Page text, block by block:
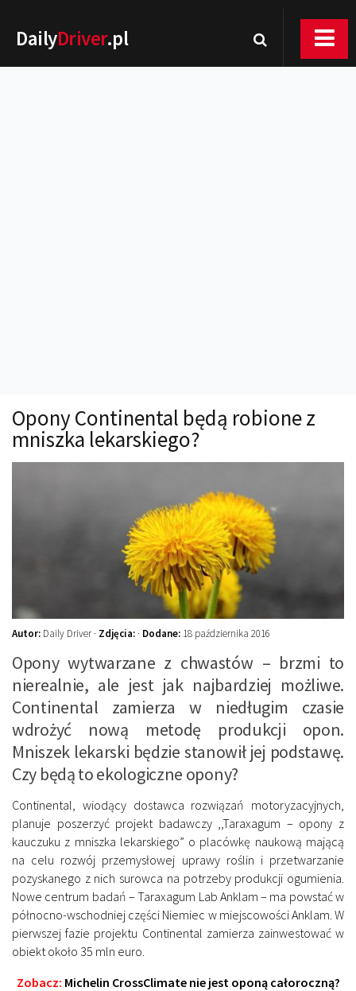
DailyDriver.pl
Technika jazdy
Oświetlenie
Opony Continental będą robione z
mniszka lekarskiego?
Autor: Daily Driver · Zdjęcia: · Dodane: 18 października 2016
Opony wytwarzane z chwastów – brzmi to
nierealnie, ale jest jak najbardziej możliwe.
Continental zamierza w niedługim czasie
wdrożyć nową metodę produkcji opon.
Mniszek lekarski będzie stanowił jej podstawę.
Czy będą to ekologiczne opony?
Continental, wiodący dostawca rozwiązań motoryzacyjnych,
planuje poszerzyć projekt badawczy ,,Taraxagum – opony z
kauczuku z mniszka lekarskiego” o placówkę naukową mającą
na celu rozwój przemysłowej uprawy roślin i przetwarzanie
pozyskanego z nich surowca na potrzeby produkcji ogumienia.
Nowe centrum badań – Taraxagum Lab Anklam – ma powstać w
północno-wschodniej części Niemiec w miejscowości Anklam. W
pierwszej fazie projektu Continental zamierza zainwestować w
obiekt około 35 mln euro.
Zobacz: Michelin CrossClimate nie jest oponą całoroczną?